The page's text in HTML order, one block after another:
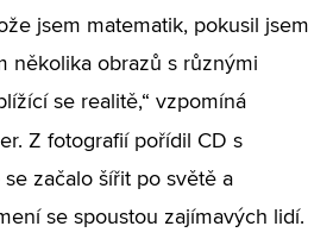
jsem matematik, pokusil jsem
několika obrazů s různými
se realitě,“ vzpomíná
Z fotografií pořídil CD s
začalo šířit po světě a
se spoustou zajímavých lidí.